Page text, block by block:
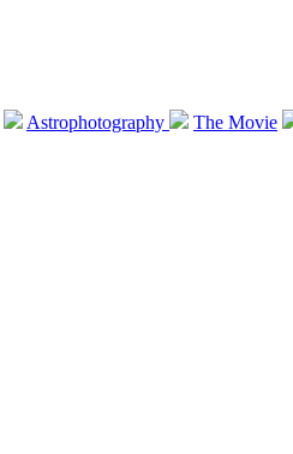
Astrophotography The Movie